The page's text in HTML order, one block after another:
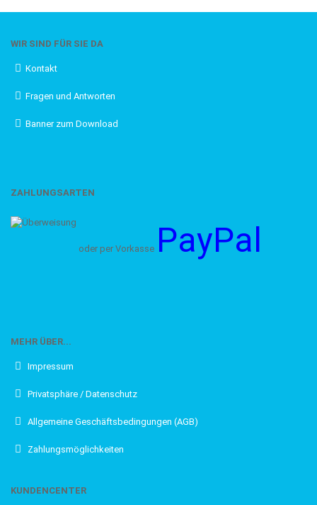
WIR SIND FÜR SIE DA
Kontakt
Fragen und Antworten
Banner zum Download
ZAHLUNGSARTEN
oder per Vorkasse PayPal
MEHR ÜBER...
Impressum
Privatsphäre / Datenschutz
Allgemeine Geschäftsbedingungen (AGB)
Zahlungsmöglichkeiten
KUNDENCENTER